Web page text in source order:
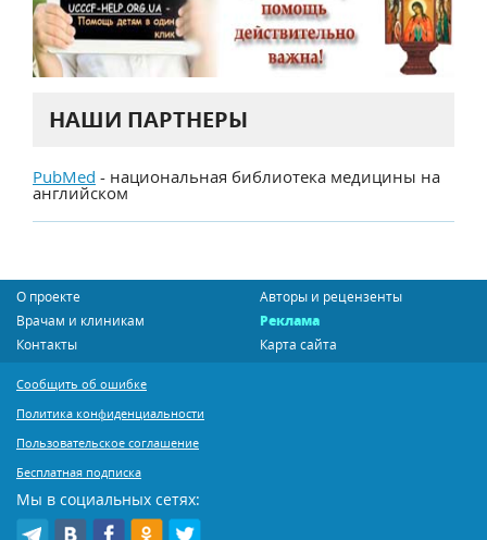
НАШИ ПАРТНЕРЫ
PubMed - национальная библиотека медицины на
английском
О проекте
Авторы и рецензенты
Врачам и клиникам
Реклама
Контакты
Карта сайта
Сообщить об ошибке
Политика конфиденциальности
Пользовательское соглашение
Бесплатная подписка
Мы в социальных сетях: